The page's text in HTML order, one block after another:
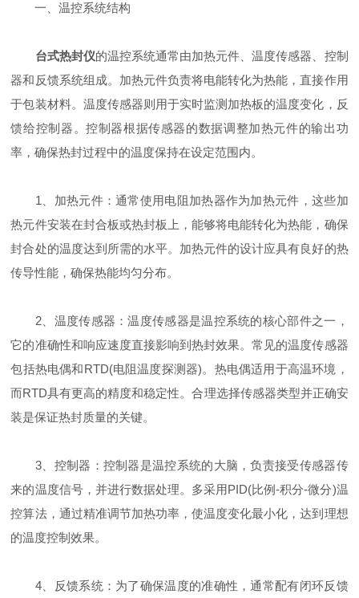
一、温控系统结构
台式热封仪的温控系统通常由加热元件、温度传感器、控制
器和反馈系统组成。加热元件负责将电能转化为热能，直接作用
于包装材料。温度传感器则用于实时监测加热板的温度变化，反
馈给控制器。控制器根据传感器的数据调整加热元件的输出功
率，确保热封过程中的温度保持在设定范围内。
1、加热元件：通常使用电阻加热器作为加热元件，这些加
热元件安装在封合板或热封板上，能够将电能转化为热能，确保
封合处的温度达到所需的水平。加热元件的设计应具有良好的热
传导性能，确保热能均匀分布。
2、温度传感器：温度传感器是温控系统的核心部件之一，
它的准确性和响应速度直接影响到热封效果。常见的温度传感器
包括热电偶和RTD(电阻温度探测器)。热电偶适用于高温环境，
而RTD具有更高的精度和稳定性。合理选择传感器类型并正确安
装是保证热封质量的关键。
3、控制器：控制器是温控系统的大脑，负责接受传感器传
来的温度信号，并进行数据处理。多采用PID(比例-积分-微分)温
控算法，通过精准调节加热功率，使温度变化最小化，达到理想
的温度控制效果。
4、反馈系统：为了确保温度的准确性，通常配有闭环反馈